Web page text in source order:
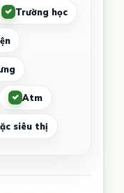
Trường học
Atm
siêu thị